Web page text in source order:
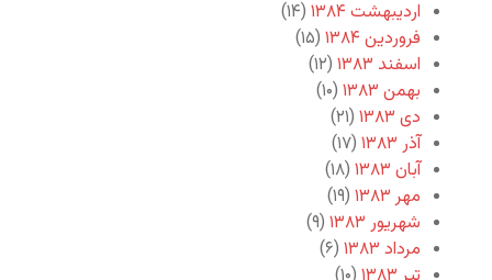
اردیبهشت ۱۳۸۴
(۱۴)
فروردین ۱۳۸۴
(۱۵)
اسفند ۱۳۸۳
(۱۲)
بهمن ۱۳۸۳
(۱۰)
دی ۱۳۸۳
(۲۱)
آذر ۱۳۸۳
(۱۷)
آبان ۱۳۸۳
(۱۸)
مهر ۱۳۸۳
(۱۹)
شهریور ۱۳۸۳
(۹)
مرداد ۱۳۸۳
(۶)